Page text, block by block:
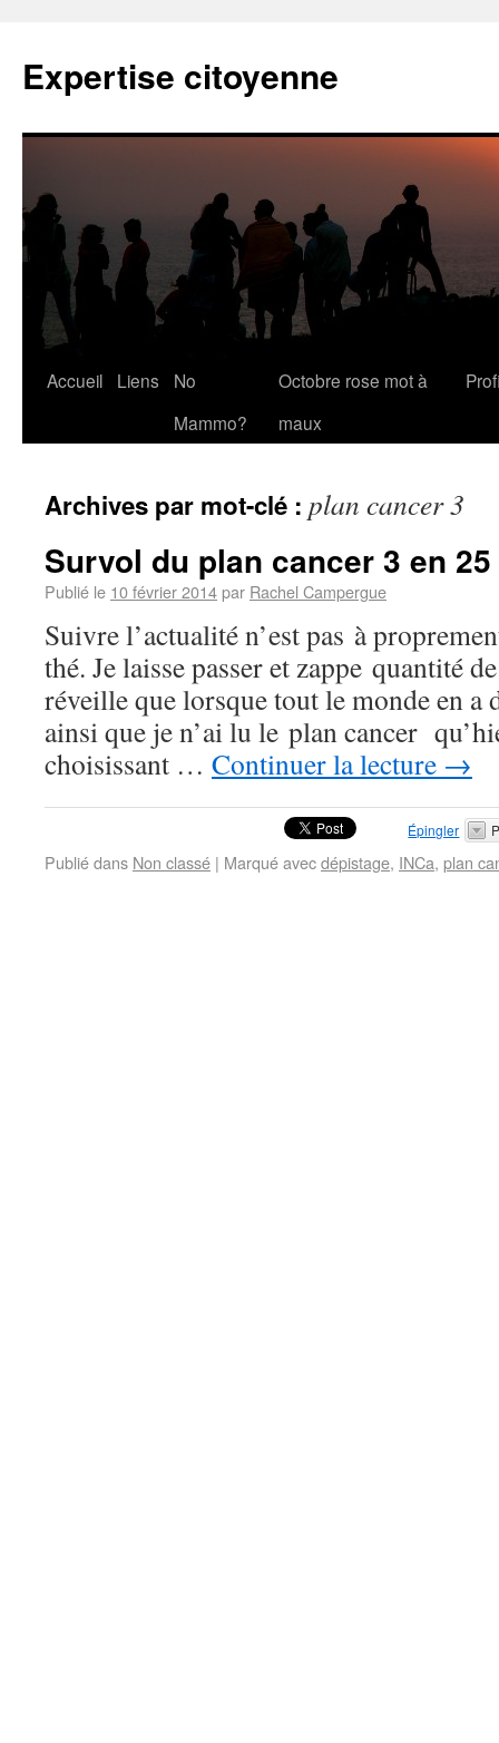
Expertise citoyenne
Accueil Liens
No
Mammo?
Octobre rose mot à
maux
Archives par mot-clé : plan cancer 3
Survol du plan cancer 3 en
Publié le 10 février 2014par Rachel Campergue
Suivre l’actualité n’est pas à
thé. Je laisse passer et zappe quantité
réveille que lorsque tout le monde en a
ainsi que je n’ai lu le plan cancer
choisissant … Continuer la lecture →
Épingler
Publié dans Non classé | Marqué avecdépistage, INCa, plan